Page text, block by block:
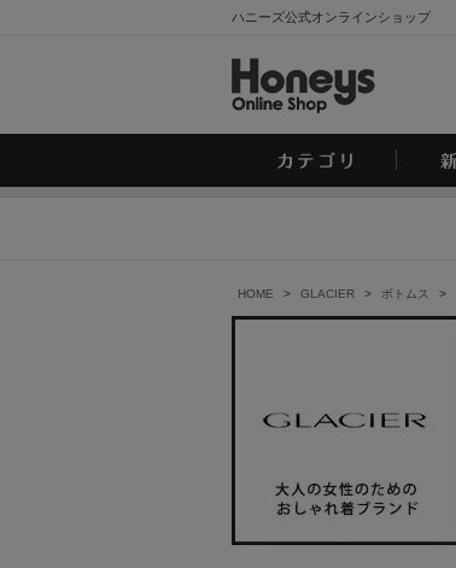
ハニーズ公式オンラインショップ
HOME > GLACIER > ボトムス >